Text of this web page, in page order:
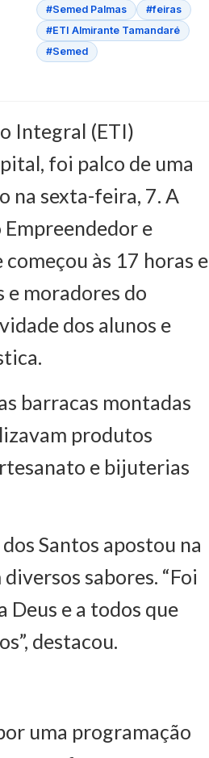
#Semed Palmas
#feiras
#ETI Almirante Tamandaré
#Semed
Integral (ETI)
foi palco de uma
na sexta-feira, 7. A
Empreendedor e
às 17 horas e
moradores do
dos alunos e
barracas montadas
produtos
e bijuterias
Santos apostou na
sabores. “Foi
Deus e a todos que
destacou.
uma programação